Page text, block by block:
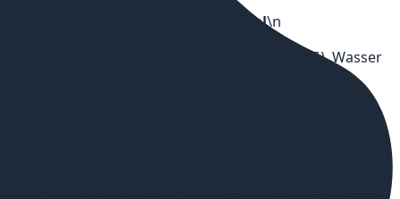
Inhaltsstoffe für die Stärken: 3mg/ml\n
Propylenglycol (55% PG), Glycerin (35% VG), Wasser